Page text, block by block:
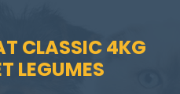
CLASSIC 4KG
LEGUMES